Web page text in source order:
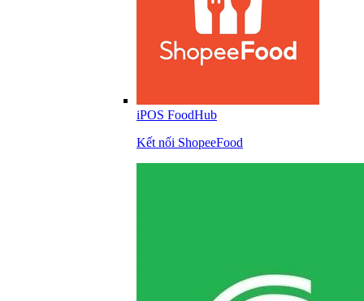
iPOS FoodHub
Kết nối ShopeeFood